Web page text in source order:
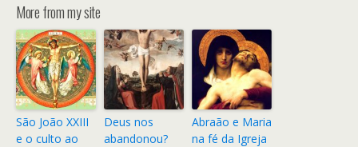
More from my site
São João XXIII
e o culto ao
Deus nos
abandonou?
Abraão e Maria
na fé da Igreja